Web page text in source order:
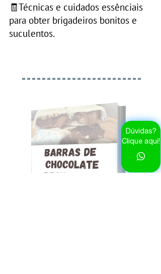
🧾Técnicas e cuidados essênciais
para obter brigadeiros bonitos e
suculentos.
Dúvidas?
Clique aqui!